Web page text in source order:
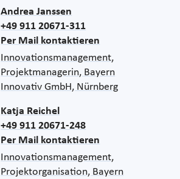
Andrea Janssen
+49 911 20671-311
Per Mail kontaktieren
Innovationsmanagement,
Projektmanagerin, Bayern
Innovativ GmbH, Nürnberg
Katja Reichel
+49 911 20671-248
Per Mail kontaktieren
Innovationsmanagement,
Projektorganisation, Bayern